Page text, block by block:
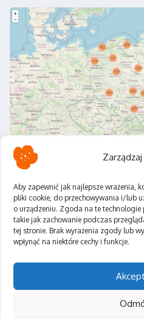
Aby zapewnić jak najlepsze wrażenia,
pliki cookie, do przechowywania i/lub
o urządzeniu. Zgoda na te
takie jak zachowanie podczas
tej stronie. Brak wyrażenia zgody lub
wpłynąć na niektóre cechy i funkcje.
Polityka Prywatności
Regulamin